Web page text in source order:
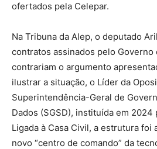
ofertados pela Celepar.
Na Tribuna da Alep, o deputado
contratos assinados pelo Governo
contrariam o argumento
ilustrar a situação, o Líder da
Superintendência-Geral de
Dados (SGSD), instituída em 2024
Ligada à Casa Civil, a estrutura foi
novo “centro de comando” da